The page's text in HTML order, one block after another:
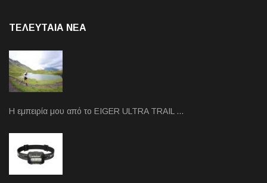
ΤΕΛΕΥΤΑΙΑ NEA
Η εμπειρία μου από το EIGER ULTRA TRAIL …